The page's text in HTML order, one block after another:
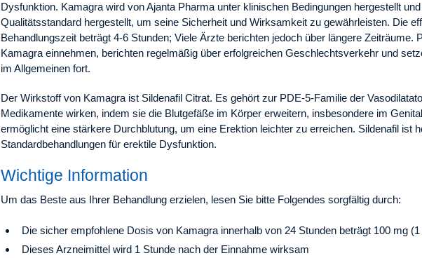
Dysfunktion. Kamagra wird von Ajanta Pharma unter klinischen Bedingungen hergestellt
Qualitätsstandard hergestellt, um seine Sicherheit und Wirksamkeit zu gewährleisten. Die
Behandlungszeit beträgt 4-6 Stunden; Viele Ärzte berichten jedoch über längere Zeiträume.
Kamagra einnehmen, berichten regelmäßig über erfolgreichen Geschlechtsverkehr und
im Allgemeinen fort.
Der Wirkstoff von Kamagra ist Sildenafil Citrat. Es gehört zur PDE-5-Familie der
Medikamente wirken, indem sie die Blutgefäße im Körper erweitern, insbesondere im
ermöglicht eine stärkere Durchblutung, um eine Erektion leichter zu erreichen. Sildenafil ist
Standardbehandlungen für erektile Dysfunktion.
Wichtige Information
Um das Beste aus Ihrer Behandlung erzielen, lesen Sie bitte Folgendes sorgfältig durch:
Die sicher empfohlene Dosis von Kamagra innerhalb von 24 Stunden beträgt 100 mg (1
Dieses Arzneimittel wird 1 Stunde nach der Einnahme wirksam